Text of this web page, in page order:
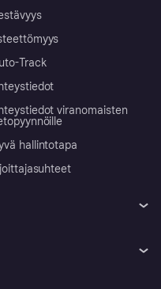
Track
viranomaisten
hallintotapa